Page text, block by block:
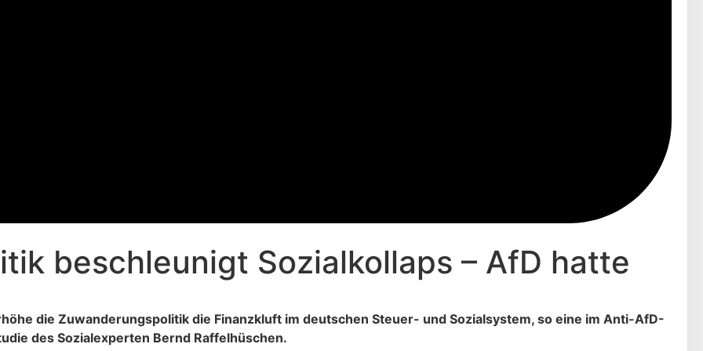
beschleunigt Sozialkollaps – AfD hatte
die Zuwanderungspolitik die Finanzkluft im deutschen Steuer- und Sozialsystem, so eine im Anti-AfD-
des Sozialexperten Bernd Raffelhüschen.